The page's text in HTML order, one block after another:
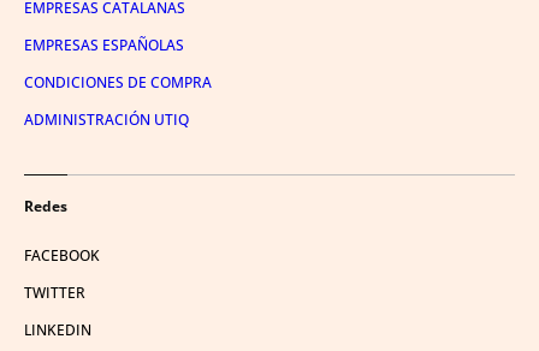
EMPRESAS CATALANAS
EMPRESAS ESPAÑOLAS
CONDICIONES DE COMPRA
ADMINISTRACIÓN UTIQ
Redes
FACEBOOK
TWITTER
LINKEDIN